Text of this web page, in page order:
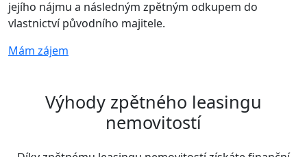
jejího nájmu a následným zpětným odkupem do
vlastnictví původního majitele.
Mám zájem
Výhody zpětného leasingu
nemovitostí